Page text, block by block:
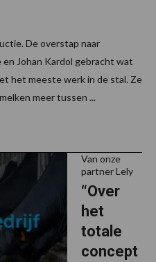
De overstap naar
Johan Kardol gebracht wat
het meeste werk in de stal. Ze
meer tussen ...
Van onze
partner Lely
“Over
het
totale
concept